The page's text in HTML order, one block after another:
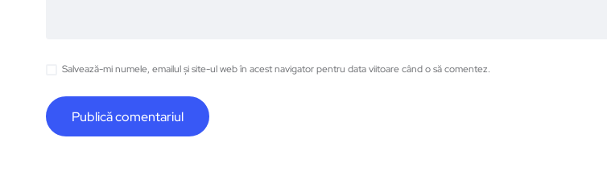
Salvează-mi numele, emailul și site-ul web în acest navigator pentru data viitoare când o să comentez.